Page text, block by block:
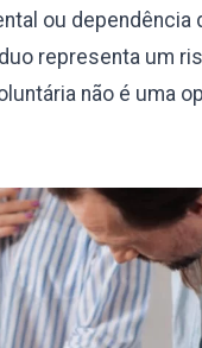
ou dependência
representa um
não é uma